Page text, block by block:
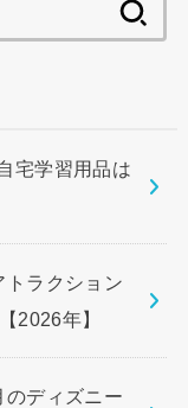
宅学習用品は
トラクション
2026年】
のディズニー